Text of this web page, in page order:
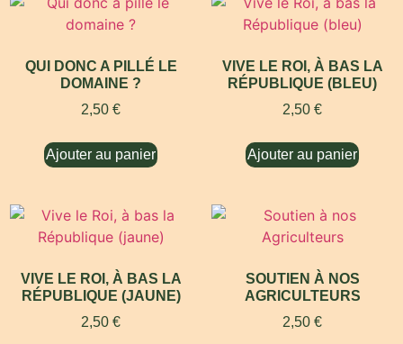
QUI DONC A PILLÉ LE
DOMAINE ?
2,50 €
Ajouter au panier
VIVE LE ROI, À BAS LA
RÉPUBLIQUE (BLEU)
2,50 €
Ajouter au panier
VIVE LE ROI, À BAS LA
RÉPUBLIQUE (JAUNE)
2,50 €
SOUTIEN À NOS
AGRICULTEURS
2,50 €